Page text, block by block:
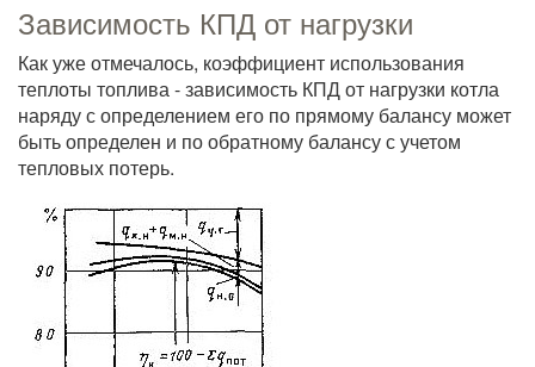
Зависимость КПД от нагрузки
Как уже отмечалось, коэффициент использования
теплоты топлива - зависимость КПД от нагрузки котла
наряду с определением его по прямому балансу может
быть определен и по обратному балансу с учетом
тепловых потерь.